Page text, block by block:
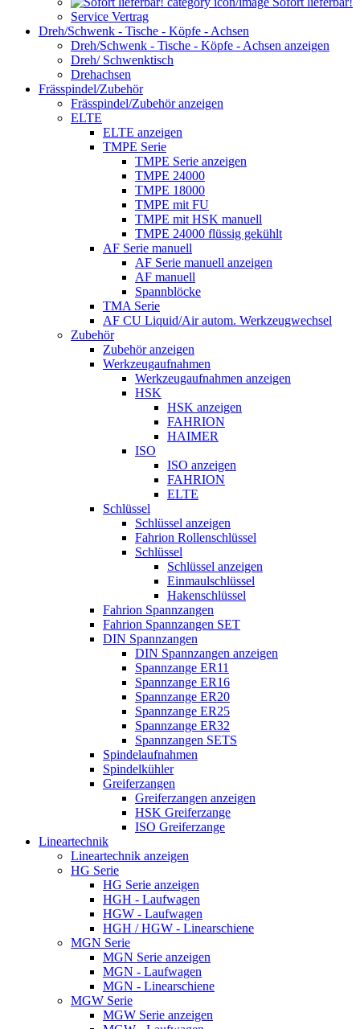
Service Vertrag
Dreh/Schwenk - Tische - Köpfe - Achsen
Dreh/Schwenk - Tische - Köpfe - Achsen anzeigen
Dreh/ Schwenktisch
Drehachsen
Frässpindel/Zubehör
Frässpindel/Zubehör anzeigen
ELTE
ELTE anzeigen
TMPE Serie
TMPE Serie anzeigen
TMPE 24000
TMPE 18000
TMPE mit FU
TMPE mit HSK manuell
TMPE 24000 flüssig gekühlt
AF Serie manuell
AF Serie manuell anzeigen
AF manuell
Spannblöcke
TMA Serie
AF CU Liquid/Air autom. Werkzeugwechsel
Zubehör
Zubehör anzeigen
Werkzeugaufnahmen
Werkzeugaufnahmen anzeigen
HSK
HSK anzeigen
FAHRION
HAIMER
ISO
ISO anzeigen
FAHRION
ELTE
Schlüssel
Schlüssel anzeigen
Fahrion Rollenschlüssel
Schlüssel
Schlüssel anzeigen
Einmaulschlüssel
Hakenschlüssel
Fahrion Spannzangen
Fahrion Spannzangen SET
DIN Spannzangen
DIN Spannzangen anzeigen
Spannzange ER11
Spannzange ER16
Spannzange ER20
Spannzange ER25
Spannzange ER32
Spannzangen SETS
Spindelaufnahmen
Spindelkühler
Greiferzangen
Greiferzangen anzeigen
HSK Greiferzange
ISO Greiferzange
Lineartechnik
Lineartechnik anzeigen
HG Serie
HG Serie anzeigen
HGH - Laufwagen
HGW - Laufwagen
HGH / HGW - Linearschiene
MGN Serie
MGN Serie anzeigen
MGN - Laufwagen
MGN - Linearschiene
MGW Serie
MGW Serie anzeigen